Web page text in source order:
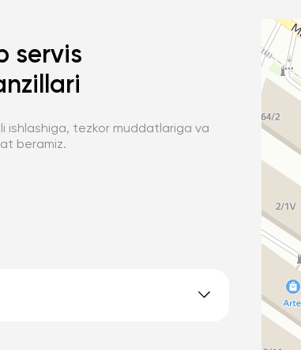
servis
ishlashiga, tezkor muddatlariga va
beramiz.